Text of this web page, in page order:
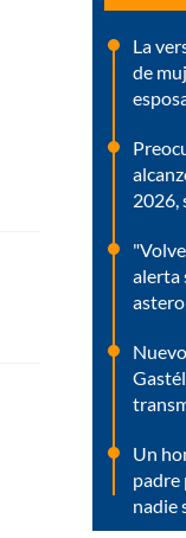
La
de
2026,
alerta
Un
padre
nadie